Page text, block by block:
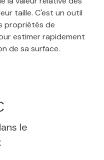
taille. C'est un outil
propriétés de
estimer rapidement
de sa surface.
le